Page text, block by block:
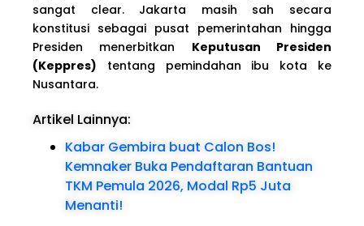
sangat clear. Jakarta masih sah secara
konstitusi sebagai pusat pemerintahan hingga
Presiden menerbitkan Keputusan Presiden
(Keppres) tentang pemindahan ibu kota ke
Nusantara.
Artikel Lainnya:
Kabar Gembira buat Calon Bos!
Kemnaker Buka Pendaftaran Bantuan
TKM Pemula 2026, Modal Rp5 Juta
Menanti!